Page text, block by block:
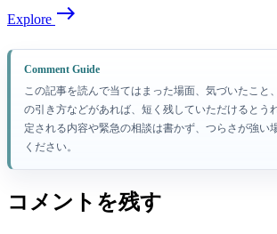
Explore east
Comment Guide
この記事を読んで当てはまった場面、気づいたこと
の引き方などがあれば、短く残していただけるとう
定される内容や緊急の相談は書かず、つらさが強い
ください。
コメントを残す